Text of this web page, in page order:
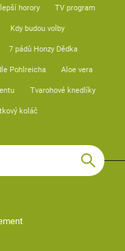
horory TV program
Kdy budou volby
7 pádů Honzy Dědka
Pohlreicha Aloe vera
Tvarohové knedlíky
koláč